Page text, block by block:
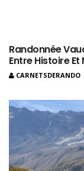
Randonnée
Entre Histoire Et
CARNETSDERANDO